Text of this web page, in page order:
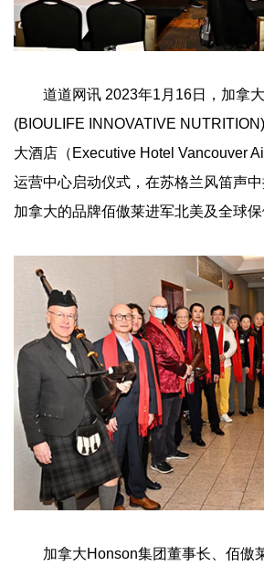
道道网讯 2023年1月16日，加拿
(BIOULIFE INNOVATIVE
大酒店（Executive Hotel Vancouver
运营中心启动仪式，在苏格兰风笛声
加拿大的品牌佰傲莱进军北美及全球保
加拿大Honson集团董事长、佰傲